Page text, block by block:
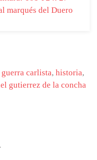
guerra carlista, historia,
gutierrez de la concha